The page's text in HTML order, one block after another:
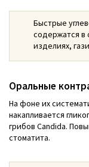
Быстрые
содержатся в
изделиях,
Оральные
На фоне их
накапливается
грибов Candida.
стоматита.